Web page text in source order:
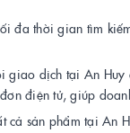
đa thời gian tìm
giao dịch tại An Huy
điện tử, giúp
cả sản phẩm tại An